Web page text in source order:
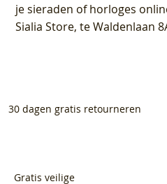
je sieraden of horloges
Sialia Store, te Waldenlaan
30 dagen gratis retourneren
Gratis veilige